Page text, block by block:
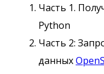
Часть 1.
Python
Часть 2:
данных